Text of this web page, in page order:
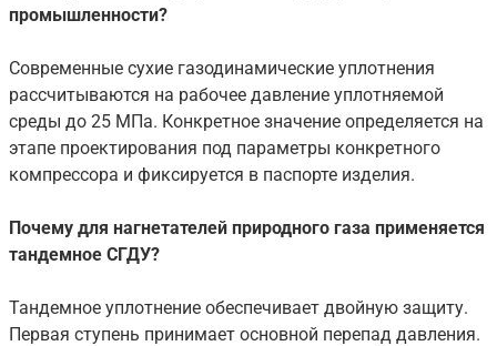
промышленности?
Современные сухие газодинамические уплотнения
рассчитываются на рабочее давление уплотняемой
среды до 25 МПа. Конкретное значение определяется на
этапе проектирования под параметры конкретного
компрессора и фиксируется в паспорте изделия.
Почему для нагнетателей природного газа применяется
тандемное СГДУ?
Тандемное уплотнение обеспечивает двойную защиту.
Первая ступень принимает основной перепад давления.